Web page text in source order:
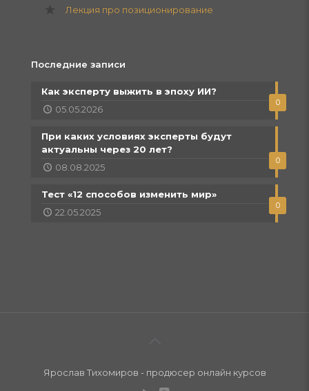
Лекция про позиционирование
Последние записи
0
Как эксперту выжить в эпоху ИИ?
05.05.2026
0
При каких условиях эксперты будут
актуальны через 20 лет?
08.08.2025
0
Тест «12 способов изменить мир»
22.05.2025
Ярослав Тихомиров - продюсер онлайн курсов